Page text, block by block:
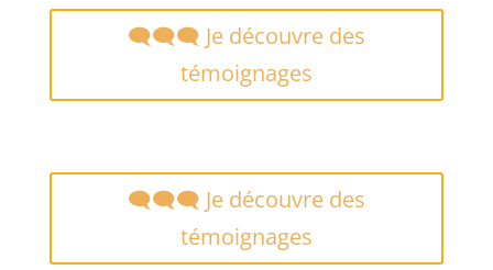
🗨️🗨️🗨️ Je découvre des
témoignages
🗨️🗨️🗨️ Je découvre des
témoignages